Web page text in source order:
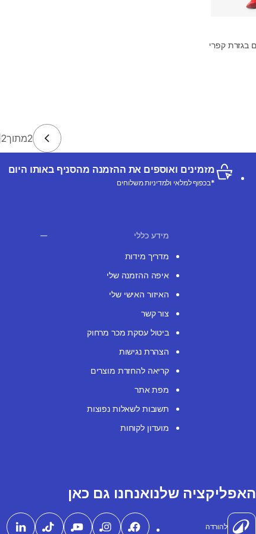
2מתוך2
מזמינים ואוספים את ההזמנה מהסניף באותו היום
*בכפוף למלאי ולמדיניות משלוחים
מידע כללי
מדריך מידות
איפה ההזמנה שלי
האיזור האישי שלי
צור קשר
ביטול עסקת מכר מרחוק
הצהרת נגישות
קריאה להחזרת מוצרים
מפת אתר
תשובות לשאלות נפוצות
מועדון לקוחות
האפליקציה שלנו
להורדה
אנחנו גם כאן